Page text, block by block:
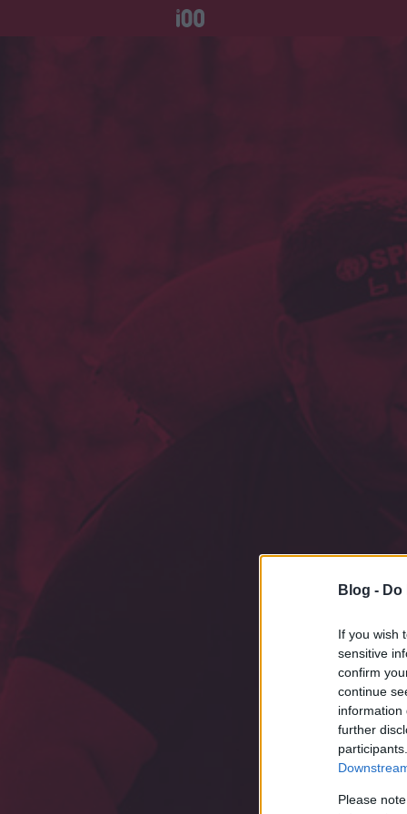
Blog -
If you wish
sensitive
confirm
continue
information
further
Please
A